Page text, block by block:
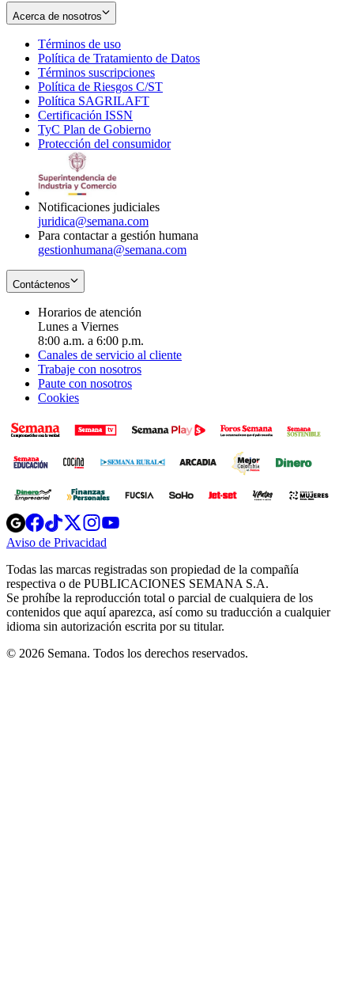
Acerca de nosotros
Términos de uso
in
new
window
Política de Tratamiento de Datos
Términos suscripciones
in
Política de Riesgos C/ST
Política SAGRILAFT
new
window
Certificación ISSN
in
new
TyC Plan de Gobierno
in
Protección del consumidorOpens
Notificaciones judiciales
juridica@semana.com
Para contactar a gestión humana
gestionhumana@semana.com
Contáctenos
Horarios de atención
Lunes a Viernes
8:00 a.m. a 6:00 p.m.
Canales de servicio al cliente
Trabaje con nosotros
Paute con nosotros
Cookies
Opens
in
new
Opens
in
new
Opens
in
new
window
Opens
new
windowwindow
Aviso de Privacidad
new
window
Todas las marcas registradas son propiedad de la compañía
respectiva o de PUBLICACIONES SEMANA S.A.
Se prohíbe la reproducción total o parcial de cualquiera de los
contenidos que aquí aparezca, así como su traducción a cualquier
idioma sin autorización escrita por su titular.
© 2026 Semana. Todos los derechos reservados.